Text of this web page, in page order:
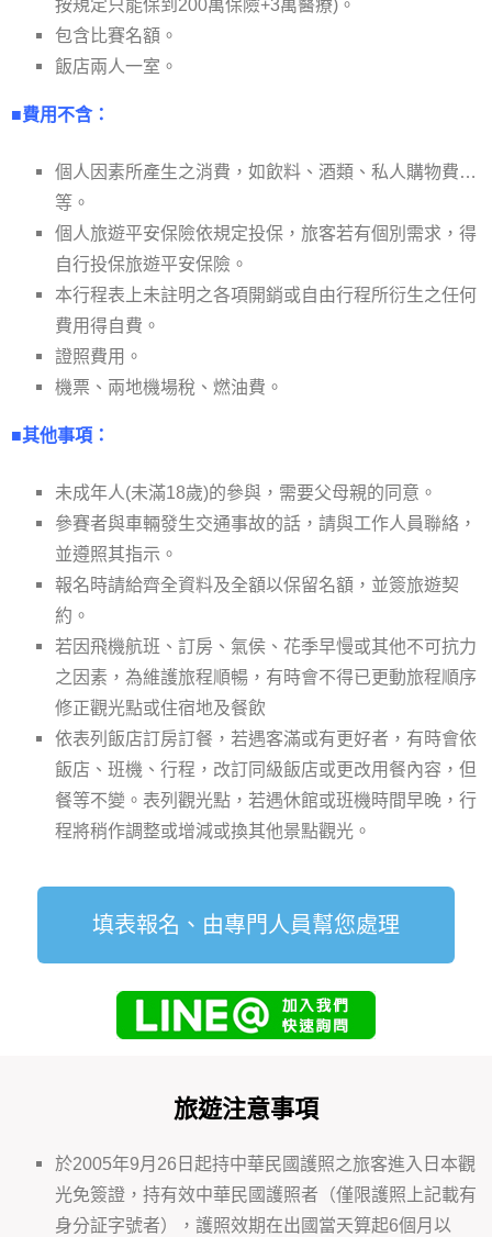
按規定只能保到200萬保險+3萬醫療)。
包含比賽名額。
飯店兩人一室。
■費用不含：
個人因素所產生之消費，如飲料、酒類、私人購物費…
等。
個人旅遊平安保險依規定投保，旅客若有個別需求，得
自行投保旅遊平安保險。
本行程表上未註明之各項開銷或自由行程所衍生之任何
費用得自費。
證照費用。
機票、兩地機場稅、燃油費。
■其他事項：
未成年人(未滿18歲)的參與，需要父母親的同意。
參賽者與車輛發生交通事故的話，請與工作人員聯絡，
並遵照其指示。
報名時請給齊全資料及全額以保留名額，並簽旅遊契
約。
若因飛機航班、訂房、氣侯、花季早慢或其他不可抗力
之因素，為維護旅程順暢，有時會不得已更動旅程順序
修正觀光點或住宿地及餐飲
依表列飯店訂房訂餐，若遇客滿或有更好者，有時會依
飯店、班機、行程，改訂同級飯店或更改用餐內容，但
餐等不變。表列觀光點，若遇休館或班機時間早晚，行
程將稍作調整或增減或換其他景點觀光。
填表報名、由專門人員幫您處理
旅遊注意事項
於2005年9月26日起持中華民國護照之旅客進入日本觀
光免簽證，持有效中華民國護照者（僅限護照上記載有
身分証字號者），護照效期在出國當天算起6個月以